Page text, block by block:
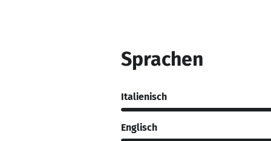
Sprachen
Italienisch
Englisch